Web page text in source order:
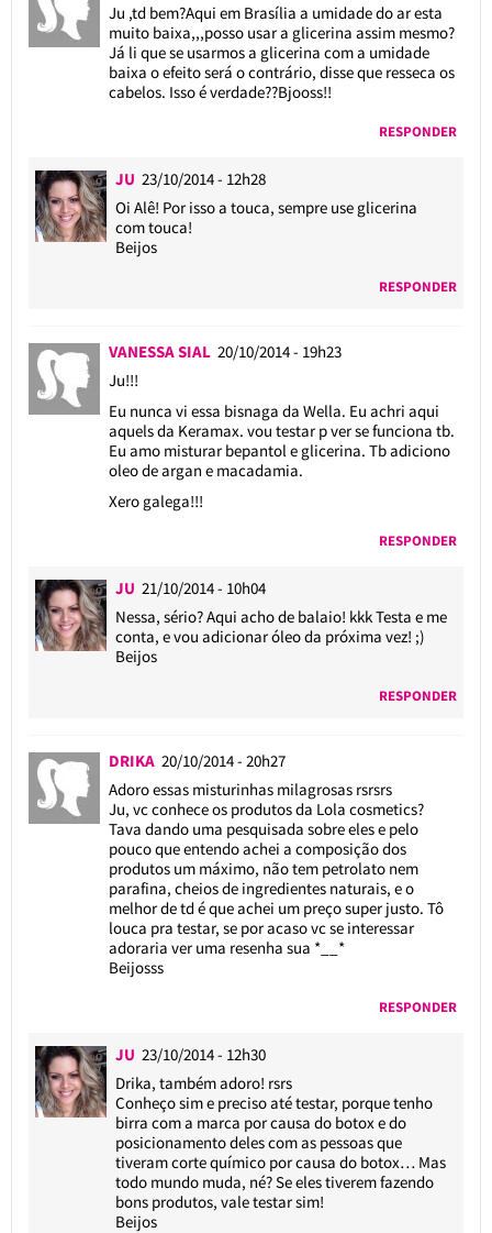
Ju ,td bem?Aqui em Brasília a umidade do ar esta
muito baixa,,,posso usar a glicerina assim mesmo?
Já li que se usarmos a glicerina com a umidade
baixa o efeito será o contrário, disse que resseca os
cabelos. Isso é verdade??Bjooss!!
RESPONDER
JU 23/10/2014 - 12h28
Oi Alê! Por isso a touca, sempre use glicerina
com touca!
Beijos
RESPONDER
VANESSA SIAL 20/10/2014 - 19h23
Ju!!!
Eu nunca vi essa bisnaga da Wella. Eu achri aqui
aquels da Keramax. vou testar p ver se funciona tb.
Eu amo misturar bepantol e glicerina. Tb adiciono
oleo de argan e macadamia.
Xero galega!!!
RESPONDER
JU 21/10/2014 - 10h04
Nessa, sério? Aqui acho de balaio! kkk Testa e me
conta, e vou adicionar óleo da próxima vez! ;)
Beijos
RESPONDER
DRIKA 20/10/2014 - 20h27
Adoro essas misturinhas milagrosas rsrsrs
Ju, vc conhece os produtos da Lola cosmetics?
Tava dando uma pesquisada sobre eles e pelo
pouco que entendo achei a composição dos
produtos um máximo, não tem petrolato nem
parafina, cheios de ingredientes naturais, e o
melhor de td é que achei um preço super justo. Tô
louca pra testar, se por acaso vc se interessar
adoraria ver uma resenha sua *__*
Beijosss
RESPONDER
JU 23/10/2014 - 12h30
Drika, também adoro! rsrs
Conheço sim e preciso até testar, porque tenho
birra com a marca por causa do botox e do
posicionamento deles com as pessoas que
tiveram corte químico por causa do botox… Mas
todo mundo muda, né? Se eles tiverem fazendo
bons produtos, vale testar sim!
Beijos